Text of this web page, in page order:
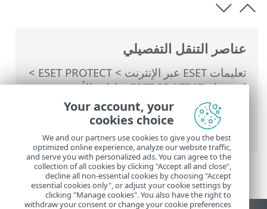
عناصر التنقل التفصيلي
تعليمات ESET عبر الإنترنت >
ESET PROTECT
>
استخدام ‎ESET PROTECT
>إدارة الأجهزة
المحمولة عن طريق السحابة>التسجيل —
إضافة أجهزة محمولة
> مزامنة Apple
Business (AB) (iOS)
Your account, your
cookies choice
We and our partners use cookies to give you the best
optimized online experience, analyze our website traffic,
and serve you with personalized ads. You can agree to the
collection of all cookies by clicking "Accept all and close",
decline all non-essential cookies by choosing "Accept
essential cookies only", or adjust your cookie settings by
clicking "Manage cookies". You also have the right to
withdraw your consent or change your cookie preferences